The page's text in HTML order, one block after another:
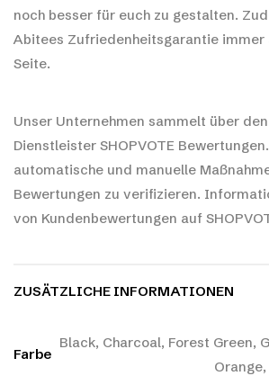
noch besser für euch zu gestalten.
Abitees Zufriedenheitsgarantie
Seite.
Unser Unternehmen sammelt über
Dienstleister SHOPVOTE
automatische und manuelle
Bewertungen zu verifizieren.
von Kundenbewertungen auf
ZUSÄTZLICHE INFORMATIONEN
Farbe
Black, Charcoal, Forest Green,